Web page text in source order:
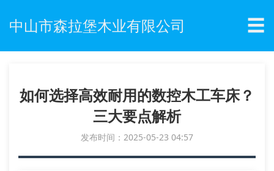
中山市森拉堡木业有限公司 ☰
如何选择高效耐用的数控木工车床？
三大要点解析
发布时间：2025-05-23 04:57